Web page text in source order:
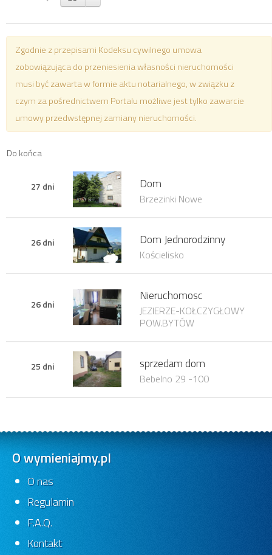
Zgodnie z przepisami Kodeksu cywilnego umowa
zobowiązująca do przeniesienia własności nieruchomości
musi być zawarta w formie aktu notarialnego, w związku z
czym za pośrednictwem Portalu możliwe jest tylko zawarcie
umowy przedwstępnej zamiany nieruchomości.
Do końca
27 dni Dom
Brzezinki Nowe
26 dni Dom Jednorodzinny
Kościelisko
26 dni
Nieruchomosc
JEZIERZE-KOŁCZYGŁOWY
POW.BYTÓW
25 dni sprzedam dom
Bebelno 29 -100
O wymieniajmy.pl
O nas
Regulamin
F.A.Q.
Kontakt